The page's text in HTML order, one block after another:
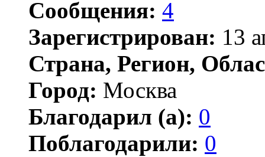
Сообщения: 4
Зарегистрирован: 13
Страна, Регион,
Город: Москва
Благодарил (а): 0
Поблагодарили: 0